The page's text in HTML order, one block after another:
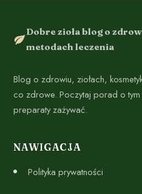
Dobre zioła blog o
metodach leczenia
Blog o zdrowiu, ziołach,
co zdrowe. Poczytaj porad o
preparaty zażywać.
NAWIGACJA
Polityka prywatności